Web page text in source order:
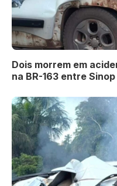
Dois morrem em
na BR-163 entre